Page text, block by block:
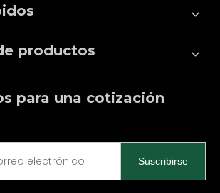
productos
para una cotización
Suscribirse